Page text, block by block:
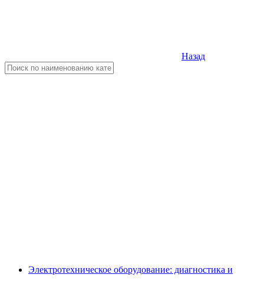
Назад
Электротехническое оборудование: диагностика и